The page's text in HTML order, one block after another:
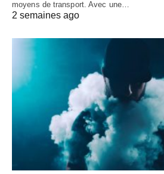
moyens de transport. Avec une…
2 semaines ago